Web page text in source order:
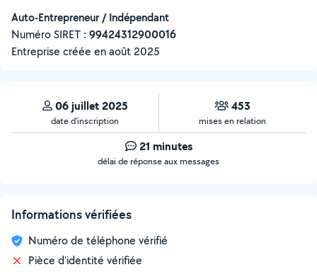
Auto-Entrepreneur / Indépendant
Numéro SIRET : ‍99424312900016
Entreprise créée enaoût 2025
06 juillet 2025
date d’inscription
453
mises en relation
21 minutes
délai de réponse aux messages
Informations vérifiées
Numéro de téléphone vérifié
Pièce d'identité vérifiée